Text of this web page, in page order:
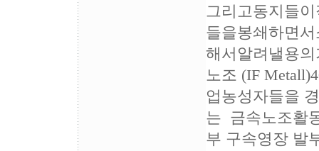
그리고동지들
들을봉쇄하면
해서알려낼용
노조 (IF
업농성자들을
는 금속노조활
부 구속영장 발